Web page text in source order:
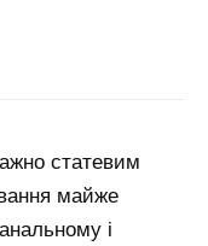
статевим
майже
і